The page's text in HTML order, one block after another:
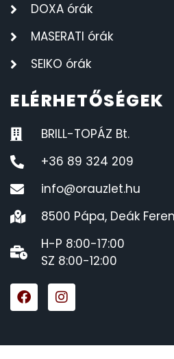
DOXA órák
MASERATI órák
SEIKO órák
ELÉRHETŐSÉGEK
BRILL-TOPÁZ Bt.
+36 89 324 209
info@orauzlet.hu
8500 Pápa, Deák
H-P 8:00-17:00
SZ 8:00-12:00